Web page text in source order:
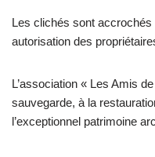
Les clichés sont accrochés
autorisation des
L’association « Les Amis
sauvegarde, à la
l’exceptionnel patrimoine